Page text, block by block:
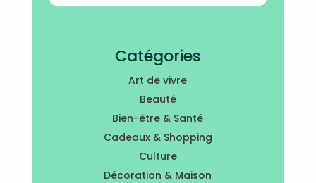
Catégories
Art de vivre
Beauté
Bien-être & Santé
Cadeaux & Shopping
Culture
Décoration & Maison